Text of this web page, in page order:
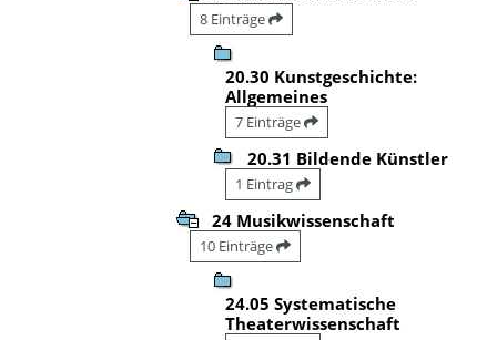
8 Einträge
20.30 Kunstgeschichte:
Allgemeines
7 Einträge
20.31 Bildende Künstler
1 Eintrag
24 Musikwissenschaft
10 Einträge
24.05 Systematische
Theaterwissenschaft